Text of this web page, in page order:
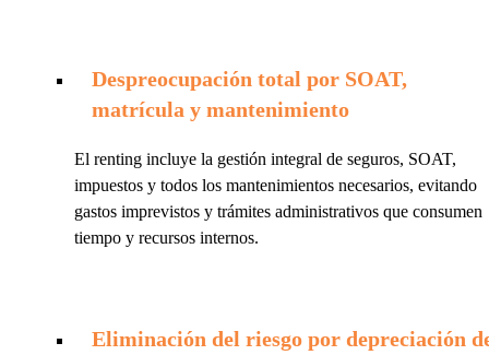
Despreocupación total por SOAT,
matrícula y mantenimiento
El renting incluye la gestión integral de seguros, SOAT,
impuestos y todos los mantenimientos necesarios, evitando
gastos imprevistos y trámites administrativos que consumen
tiempo y recursos internos.
Eliminación del riesgo por depreciación